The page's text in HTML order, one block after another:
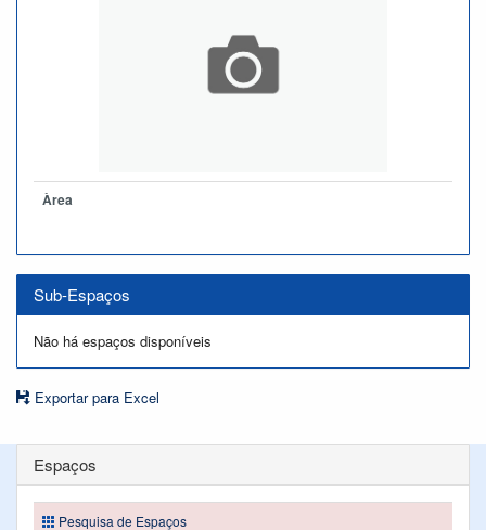
Àrea
Sub-Espaços
Não há espaços disponíveis
Exportar para Excel
Espaços
Pesquisa de Espaços